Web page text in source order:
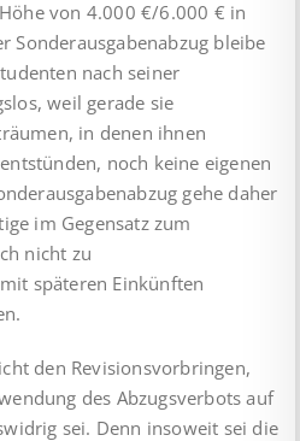
von 4.000 €/6.000 € in
Sonderausgabenabzug bleibe
nach seiner
weil gerade sie
in denen ihnen
noch keine eigenen
gehe daher
im Gegensatz zum
nicht zu
späteren Einkünften
den Revisionsvorbringen,
des Abzugsverbots auf
sei. Denn insoweit sei die